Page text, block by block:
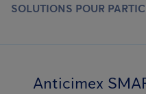
SOLUTIONS POUR
Anticimex